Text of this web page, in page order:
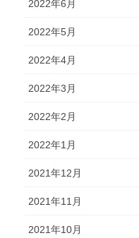
2022年6月
2022年5月
2022年4月
2022年3月
2022年2月
2022年1月
2021年12月
2021年11月
2021年10月